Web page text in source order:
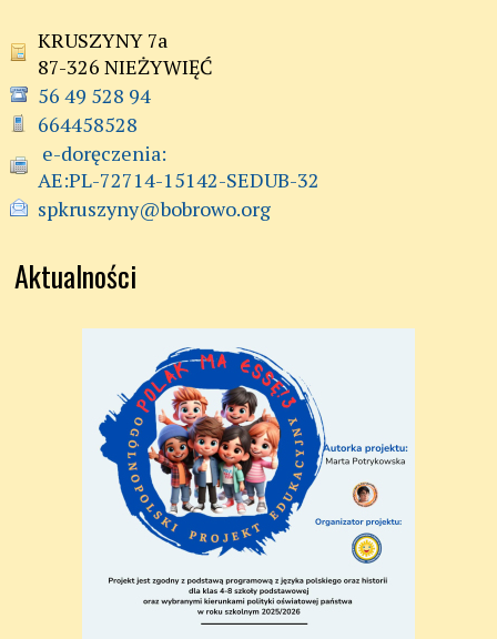
KRUSZYNY 7a
87-326 NIEŻYWIĘĆ
56 49 528 94
664458528
AE:PL-72714-15142-SEDUB-32
spkruszyny@bobrowo.org
Aktualności